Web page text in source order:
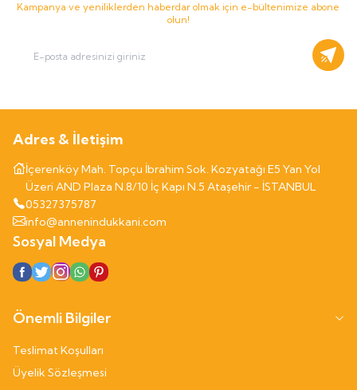
Kampanya ve yeniliklerden haberdar olmak için e-bültenimize abone
olun!
Adres & İletişim
İçerenköy Mah. Topçu İbrahim Sok. Kozyatağı E5 Yan Yol
Üzeri AND Plaza N.8/10 İç Kapı N.5 Ataşehir - İSTANBUL
05327375787
info@annenindukkani.com
Sosyal Medya
Önemli Bilgiler
Teslimat Koşulları
Üyelik Sözleşmesi